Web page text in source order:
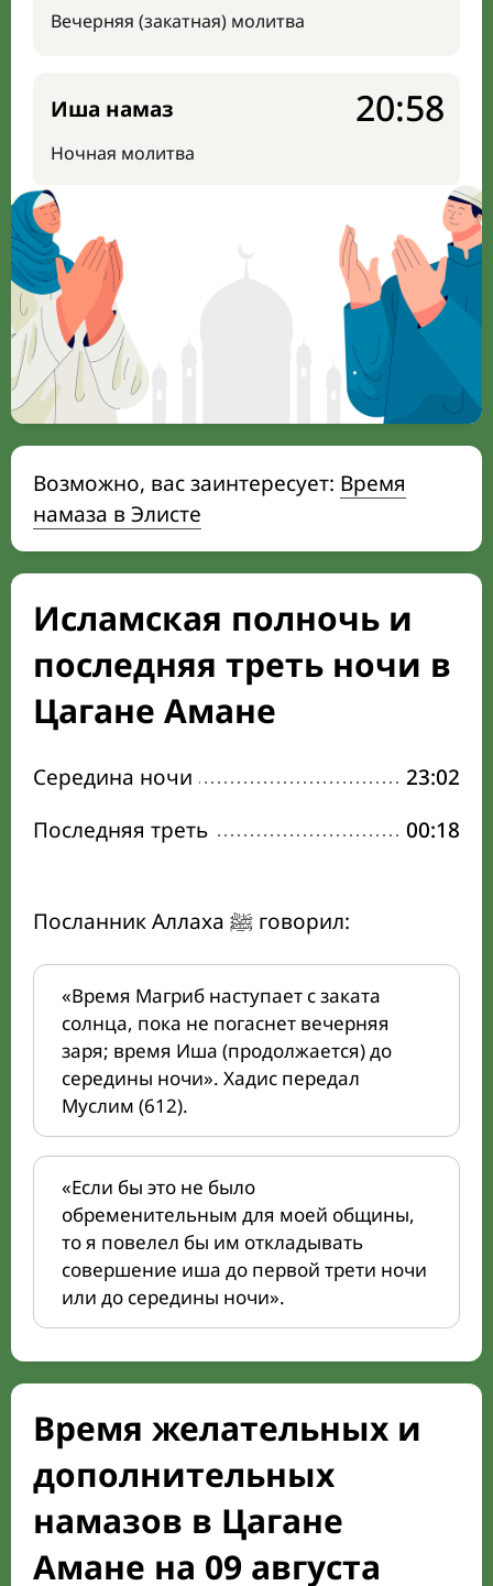
Вечерняя (закатная) молитва
Иша намаз
Ночная молитва
20:58
Возможно, вас заинтересует: Время
намаза в Элисте
Исламская полночь и
последняя треть ночи в
Цагане Амане
Середина ночи
23:02
Последняя треть
00:18
Посланник Аллаха ﷺ говорил:
«Время Магриб наступает с заката
солнца, пока не погаснет вечерняя
заря; время Иша (продолжается) до
середины ночи». Хадис передал
Муслим (612).
«Если бы это не было
обременительным для моей общины,
то я повелел бы им откладывать
совершение иша до первой трети ночи
или до середины ночи».
Время желательных и
дополнительных
намазов в Цагане
Амане на 09 августа